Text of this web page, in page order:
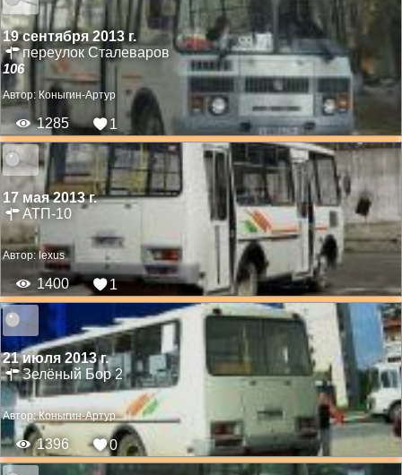
19 сентября 2013 г.
переулок Сталеваров
106
Автор: Коныгин-Артур
1285 1
17 мая 2013 г.
АТП-10
Автор: lexus
1400 1
21 июля 2013 г.
Зелёный Бор 2
Автор:Коныгин-Артур
1396 0